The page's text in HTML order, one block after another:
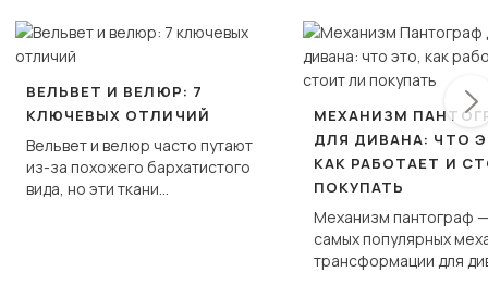
ВЕЛЬВЕТ И ВЕЛЮР: 7
КЛЮЧЕВЫХ ОТЛИЧИЙ
Вельвет и велюр часто путают
из-за похожего бархатистого
вида, но эти ткани
МЕХАНИЗМ
ДЛЯ ДИВАНА: ЧТО
КАК РАБОТАЕТ И
ПОКУПАТЬ
Механизм пантограф
самых популярных
трансформации для